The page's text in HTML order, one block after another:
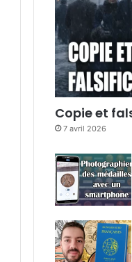
Copie et
7 avril 2026